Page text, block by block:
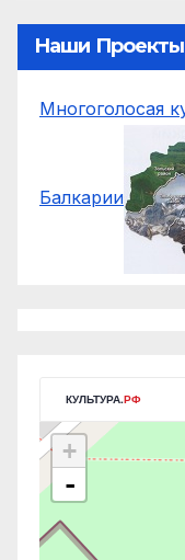
Наши Проекты
Многоголосая
Балкарии